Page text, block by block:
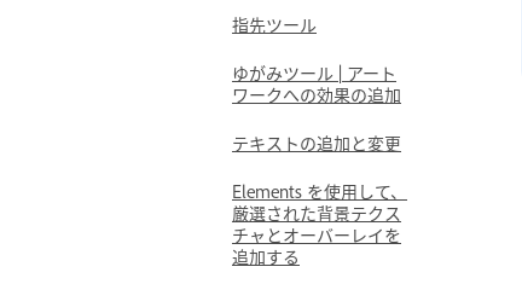
指先ツール
ゆがみツール | アート
ワークへの効果の追加
テキストの追加と変更
Elements を使用して、
厳選された背景テクス
チャとオーバーレイを
追加する